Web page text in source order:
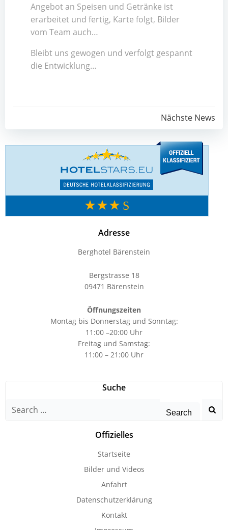
Angebot an Speisen und Getränke ist
erarbeitet und fertig, Karte folgt, Bilder
vom Team auch…
Bleibt uns gewogen und verfolgt gespannt
die Entwicklung…
Post
navigation
Nächste News
Adresse
Berghotel Bärenstein
Bergstrasse 18
09471 Bärenstein
Öffnungszeiten
Montag bis Donnerstag und Sonntag:
11:00 –20:00 Uhr
Freitag und Samstag:
11:00 – 21:00 Uhr
Suche
Search
Offizielles
Startseite
Bilder und Videos
Anfahrt
Datenschutzerklärung
Kontakt